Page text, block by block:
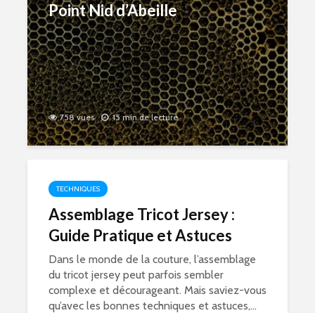
Point Nid d’Abeille
758 vues 15 min de lecture
TECHNIQUES
Assemblage Tricot Jersey :
Guide Pratique et Astuces
Dans le monde de la couture, l’assemblage
du tricot jersey peut parfois sembler
complexe et décourageant. Mais saviez-vous
qu’avec les bonnes techniques et astuces,...